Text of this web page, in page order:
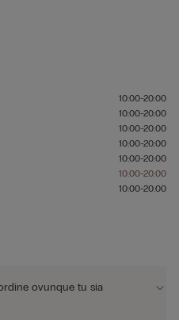
10:00-20:00
10:00-20:00
10:00-20:00
10:00-20:00
10:00-20:00
10:00-20:00
10:00-20:00
ovunque tu sia